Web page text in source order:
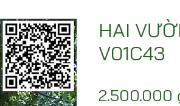
HAI
V01C43
2.500.000